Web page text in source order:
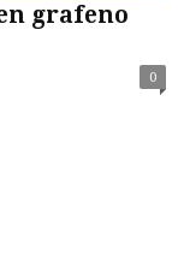
grafeno
0